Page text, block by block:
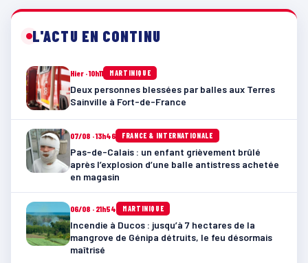
L'ACTU EN CONTINU
Hier · 10h11 MARTINIQUE
Deux personnes blessées par balles aux Terres
Sainville à Fort-de-France
07/08 · 13h46 FRANCE & INTERNATIONALE
Pas-de-Calais : un enfant grièvement brûlé
après l’explosion d’une balle antistress achetée
en magasin
06/08 · 21h54 MARTINIQUE
Incendie à Ducos : jusqu’à 7 hectares de la
mangrove de Génipa détruits, le feu désormais
maîtrisé